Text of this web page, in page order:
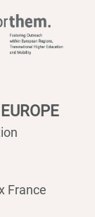
France